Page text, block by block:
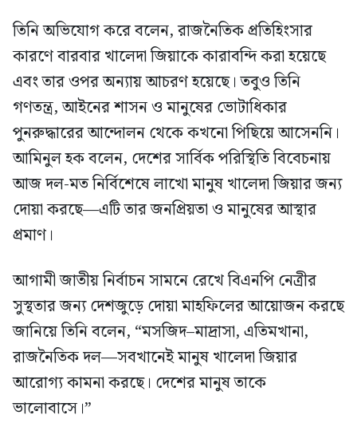
তিনি অভিযোগ করে বলেন, রাজনৈতিক প্রতিহিংসার
কারণে বারবার খালেদা জিয়াকে কারাবন্দি করা হয়েছে
এবং তার ওপর অন্যায় আচরণ হয়েছে। তবুও তিনি
গণতন্ত্র, আইনের শাসন ও মানুষের ভোটাধিকার
পুনরুদ্ধারের আন্দোলন থেকে কখনো পিছিয়ে আসেননি।
আমিনুল হক বলেন, দেশের সার্বিক পরিস্থিতি বিবেচনায়
আজ দল-মত নির্বিশেষে লাখো মানুষ খালেদা জিয়ার জন্য
দোয়া করছে—এটি তার জনপ্রিয়তা ও মানুষের আস্থার
প্রমাণ।
আগামী জাতীয় নির্বাচন সামনে রেখে বিএনপি নেত্রীর
সুস্থতার জন্য দেশজুড়ে দোয়া মাহফিলের আয়োজন করছে
জানিয়ে তিনি বলেন, “মসজিদ–মাদ্রাসা, এতিমখানা,
রাজনৈতিক দল—সবখানেই মানুষ খালেদা জিয়ার
আরোগ্য কামনা করছে। দেশের মানুষ তাকে
ভালোবাসে।”